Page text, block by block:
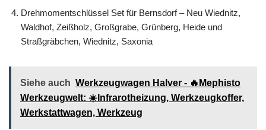
Drehmomentschlüssel Set für Bernsdorf – Neu Wiednitz,
Waldhof, Zeißholz, Großgrabe, Grünberg, Heide und
Straßgräbchen, Wiednitz, Saxonia
Siehe auch Werkzeugwagen Halver - 🔥Mephisto
Werkzeugwelt: ☀️Infrarotheizung, Werkzeugkoffer,
Werkstattwagen, Werkzeug